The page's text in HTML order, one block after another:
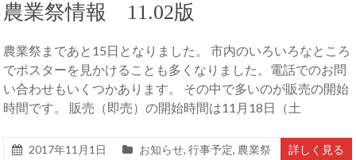
農業祭情報 11.02版
農業祭まであと15日となりました。 市内のいろいろなところ
でポスターを見かけることも多くなりました。電話でのお問
い合わせもいくつかあります。 その中で多いのが販売の開始
時間です。 販売（即売）の開始時間は11月18日（土
2017年11月1日 お知らせ,行事予定, 農業祭 詳しく見る